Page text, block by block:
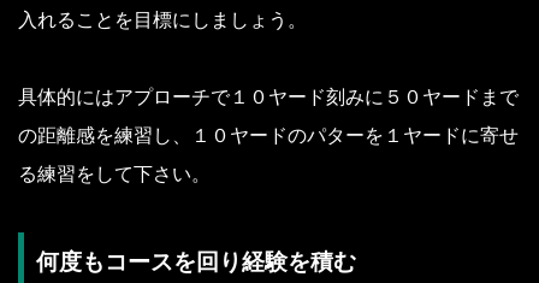
入れることを目標にしましょう。
具体的にはアプローチで１０ヤード刻みに５０ヤードまで
の距離感を練習し、１０ヤードのパターを１ヤードに寄せ
る練習をして下さい。
何度もコースを回り経験を積む